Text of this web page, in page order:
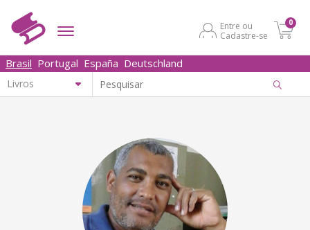
Entre ou
Cadastre-se
0
Brasil Portugal España Deutschland